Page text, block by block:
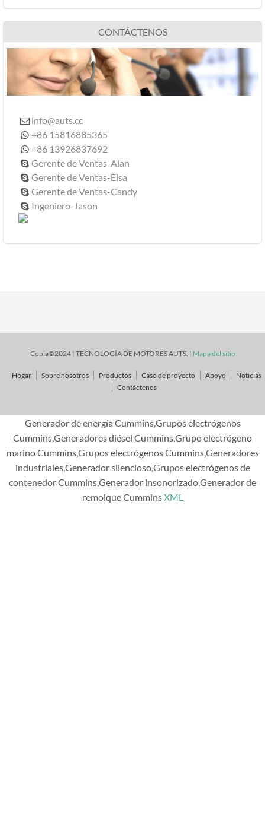
CONTÁCTENOS
 info@auts.cc
 +86 15816885365
 +86 13926837692
 Gerente de Ventas-Alan
 Gerente de Ventas-Elsa
 Gerente de Ventas-Candy
 Ingeniero-Jason
Copia©2024 | TECNOLOGÍA DE MOTORES AUTS. | Mapa del sitio
Hogar Sobre nosotros Productos Caso de proyecto Apoyo
Noticias
Contáctenos
Generador de energía Cummins,Grupos electrógenos
Cummins,Generadores diésel Cummins,Grupo electrógeno
marino Cummins,Grupos electrógenos Cummins,Generadores
industriales,Generador silencioso,Grupos electrógenos de
contenedor Cummins,Generador insonorizado,Generador de
remolque CumminsXML